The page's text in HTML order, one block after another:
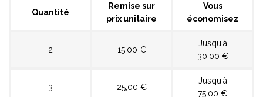
Quantité
Remise sur
prix unitaire
Vous
économisez
2 15,00 €
Jusqu'à
30,00 €
3 25,00 €
Jusqu'à
75,00 €